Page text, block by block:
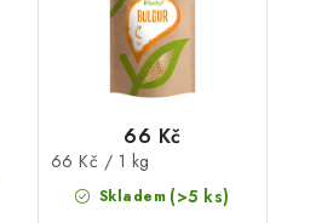
Skladem (>5 ks)
66 Kč
Měrná
cena:
66 Kč / 1 kg